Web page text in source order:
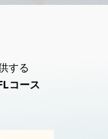
する
コース